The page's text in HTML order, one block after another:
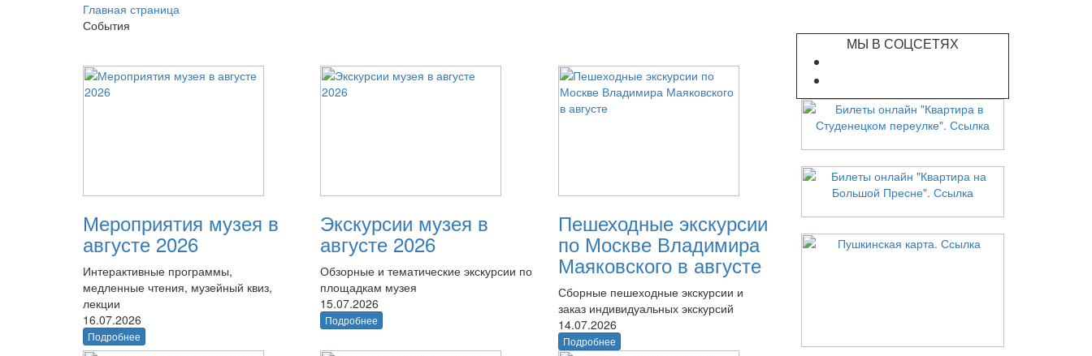
Главная страница
События
Мероприятия музея в
августе 2026
Интерактивные программы,
медленные чтения, музейный квиз,
лекции
16.07.2026
Подробнее
Экскурсии музея в
августе 2026
Обзорные и тематические экскурсии по
площадкам музея
15.07.2026
Подробнее
Пешеходные экскурсии
по Москве Владимира
Маяковского в августе
Сборные пешеходные экскурсии и
заказ индивидуальных экскурсий
14.07.2026
Подробнее
МЫ В СОЦСЕТЯХ